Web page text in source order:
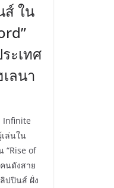
ส์ ใน
ะเทศ
ลนา
Infinite
ล่นใน
“Rise of
นดังสาย
ปปินส์ ฝั่ง